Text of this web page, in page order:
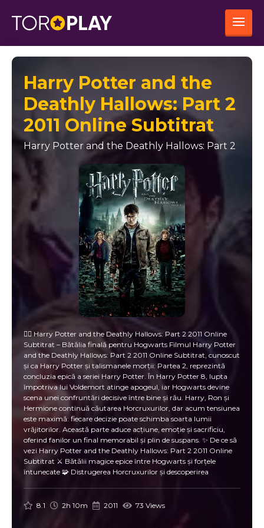
Harry Potter and the
Deathly Hallows: Part 2
2011 Online Subtitrat
Harry Potter and the Deathly Hallows: Part 2
🧙‍♂️ Harry Potter and the Deathly Hallows: Part 2 2011 Online
Subtitrat – Bătălia finală pentru Hogwarts Filmul Harry Potter
and the Deathly Hallows: Part 2 2011 Online Subtitrat, cunoscut
și ca Harry Potter și talismanele morții: Partea 2, reprezintă
concluzia epică a seriei Harry Potter. În Harry Potter 8, lupta
împotriva lui Voldemort atinge apogeul, iar Hogwarts devine
scena unei confruntări decisive între bine și rău. Harry, Ron și
Hermione continuă căutarea Horcruxurilor, dar acum tensiunea
este maximă: fiecare decizie poate schimba soarta lumii
vrăjitorilor. Această parte aduce acțiune, emoție și sacrificiu,
oferind fanilor un final memorabil și plin de suspans. ✨ De ce să
vezi Harry Potter and the Deathly Hallows: Part 2 2011 Online
Subtitrat ⚔️ Bătălii magice epice între Hogwarts și forțele
întunecate 🧩 Distrugerea Horcruxurilor și descoperirea
fiecare colț al Hogwarts-ului 🔥 Revenirea și înfruntarea finală
cu Voldemort 🎭 Distribuția și echipa de film 🎬 Regie: David
8.1 2h 10m 2011 73 Views